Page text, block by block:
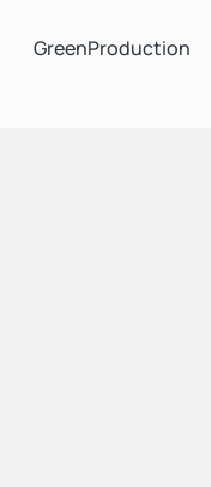
GreenProduction